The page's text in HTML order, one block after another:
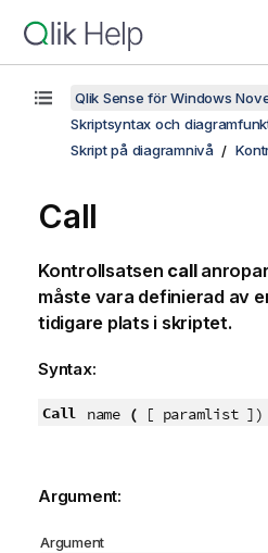
Qlik Sense för Windows
Skriptsyntax och
Skript på diagramnivå
Call
Kontrollsatsen call
måste vara definierad av
tidigare plats i skriptet.
Syntax:
Call name ( [ paramlist ] )
Argument:
Argument